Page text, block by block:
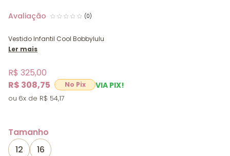
(0)
Vestido Infantil Cool Bobbylulu
Ler mais
R$ 308,75 VIA PIX!
R$ 325,00
6x R$ 54,17
Tamanho
12
16